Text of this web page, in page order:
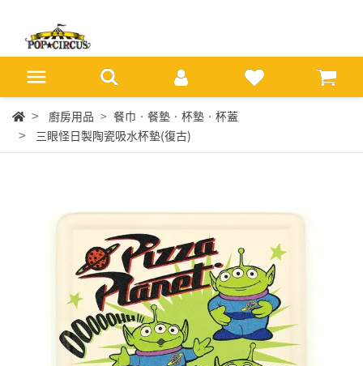
廚房用品
餐巾‧餐墊‧杯墊‧杯蓋
三眼怪日製陶瓷吸水杯墊(復古)